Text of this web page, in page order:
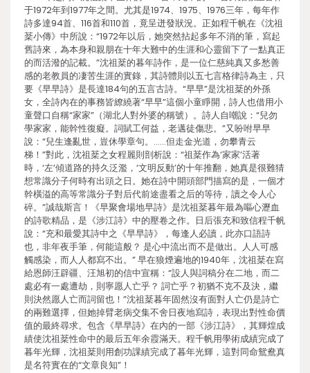
于1972年到1977年之間。尤其是1974、1975、1976三年，每年作
詩多達94首、116首和110首，竟呈迸發狀況。正如程千帆在《沈祖
棻小傳》中所說：“1972年以后，她突然拈起多年不消的筆，寫起
舊詩來，為本身和親朋在十年大難中的生涯和心靈留下了一點真正
的而活潑的記載。”沈祖棻的暮年詩作，是一位仁慈純真又多愁善
感的老教員的凄苦生涯的實錄，其詩體則以五七言格律詩為主，只
要《早早詩》是長達184句的五言古詩。“早早”是沈祖棻的外孫
女，全詩內在的事務皆繚繞著“早早”這個小童睜開，詩人也借用小
童聲口自稱“家家”（湖北人對外婆的稱號）。詩人自嘲說：“兒勿
學家家，能幹性復癡。詞賦工何益，老邁徒傷悲。”又吩咐早早
說：“兒生逢亂世，豈休學章句。……但走金光道，勿攀青云
梯！”對此，沈祖棻之女程麗則剖析說：“祖棻作為‘家家’活著
時，‘左’傾道路的持久泛濫，‘文明反動’的十年推翻，她真是很難猜
想常識分子何時有出頭之日。她在詩中開頭部門描寫的是，一個才
幹橫溢的高等常識分子對后代前途盡看之后的等待，讀之令人心
碎。”誠哉斯言！《早聚會場地早詩》是沈祖棻暮年最為嘔心瀝血
的詩歌精品，是《涉江詩》中的壓卷之作。日后張充和致信程千帆
說：“充和最愛其詩中之《早早詩》，每逢人必讀，此亦口語詩
也，非年夜手筆，何能這般？ 是心中流出而不是做出。人人可感
觸感染，而人人都寫不出。” 早在狼煙遍地的1940年，沈祖棻在寫
給恩師汪辟疆、汪旭初的信中宣稱：“設人與詞稿分在二地，而二
處必有一處遭劫，則寧愿人亡乎？ 詞亡乎？初猶不克不及決，繼
則決然愿人亡而詞留也！”沈祖棻暮年固然沒有面對人亡仍是詩亡
的兩難選擇，但她掉臂老病交集不舍日夜地寫詩，表現出對性命價
值的最終尋求。包含《早早詩》在內的一部《涉江詩》，其輝煌成
績使沈祖棻性命中的最后五年余霞滿天。程千帆用學術成績完成了
暮年光輝，沈祖棻則用創功課績完成了暮年光輝，這對同命鴛鴦真
是名符實在的“文章良知”！